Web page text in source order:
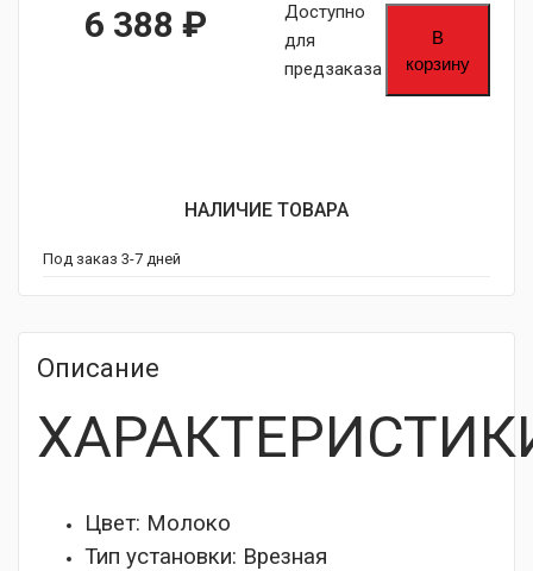
6 388 ₽
Доступно
для
предзаказа
В
корзину
НАЛИЧИЕ ТОВАРА
Под заказ 3-7 дней
Описание
Цвет: Молоко
Тип установки: Врезная